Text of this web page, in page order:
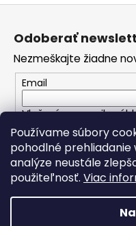
Používame súbory
pohodlné
analýze neustále
použiteľnosť. Viac
Z
e
Odoberať
Nezmeškajte žiadne
Email
Vložením e-mailu
ochrany osobných
PRIHLÁSIŤ SA